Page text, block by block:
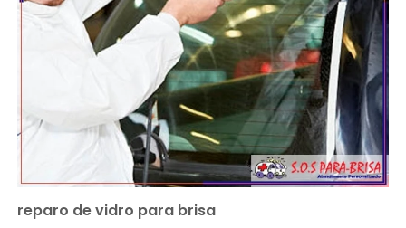
reparo de vidro para brisa